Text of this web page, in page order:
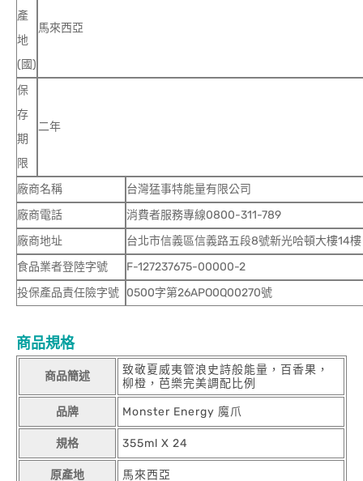
產
地
(國)
馬來西亞
保
存
期
限
二年
廠商名稱
台灣猛事特能量有限公司
廠商電話
消費者服務專線0800-311-789
廠商地址
台北市信義區信義路五段8號新光哈頓大樓14樓
食品業者登陸字號
F-127237675-00000-2
投保產品責任險字號 0500字第26APO0Q00270號
商品規格
商品簡述
致敬夏威夷管浪史詩般能量，百香果，
柳橙，芭樂完美調配比例
品牌 Monster Energy 魔爪
規格 355ml X 24
原產地 馬來西亞